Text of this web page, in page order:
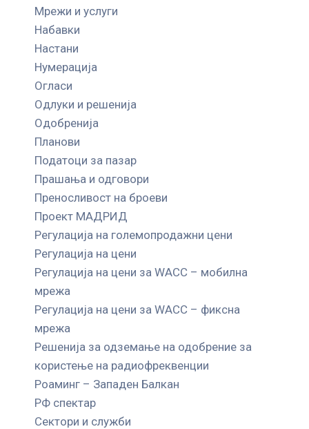
Мрежи и услуги
Набавки
Настани
Нумерација
Огласи
Одлуки и решенија
Одобренија
Планови
Податоци за пазар
Прашања и одговори
Преносливост на броеви
Проект МАДРИД
Регулација на големопродажни цени
Регулација на цени
Регулација на цени за WACC – мобилна
мрежа
Регулација на цени за WACC – фиксна
мрежа
Решенија за одземање на одобрение за
користење на радиофреквенции
Роаминг – Западен Балкан
РФ спектар
Сектори и служби